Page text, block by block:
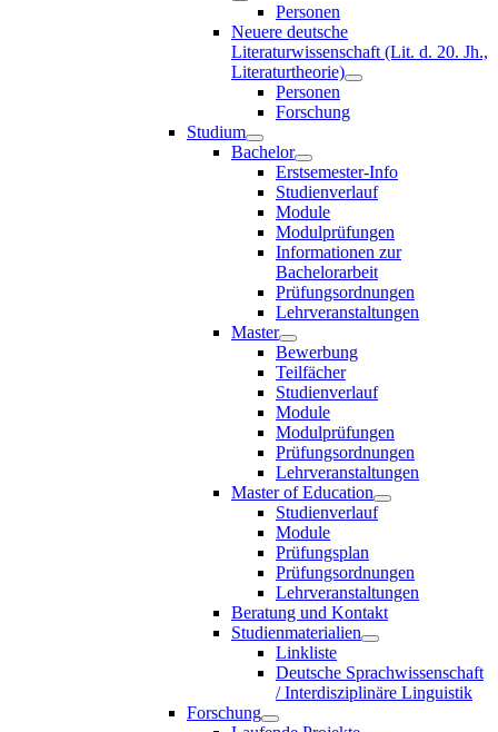
Personen
Neuere deutsche
Literaturwissenschaft (Lit. d. 20. Jh.,
Literaturtheorie)
Personen
Forschung
Studium
Bachelor
Erstsemester-Info
Studienverlauf
Module
Modulprüfungen
Informationen zur
Bachelorarbeit
Prüfungsordnungen
Lehrveranstaltungen
Master
Bewerbung
Teilfächer
Studienverlauf
Module
Modulprüfungen
Prüfungsordnungen
Lehrveranstaltungen
Master of Education
Studienverlauf
Module
Prüfungsplan
Prüfungsordnungen
Lehrveranstaltungen
Beratung und Kontakt
Studienmaterialien
Linkliste
Deutsche Sprachwissenschaft
/ Interdisziplinäre Linguistik
Forschung